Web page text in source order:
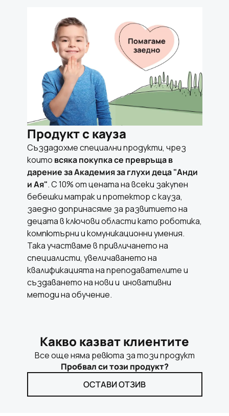
Продукт с кауза
Създадохме специални продукти, чрез
които всяка покупка се превръща в
дарение за Академия за глухи деца "Анди
и Ая". С 10% от цената на всеки закупен
бебешки матрак и протектор с кауза,
заедно допринасяме за развитието на
децата в ключови области като роботика,
компютърни и комуникационни умения.
Така участваме в привличането на
специалисти, увеличаването на
квалификацията на преподавателите и
създаването на нови и иновативни
методи на обучение.
Какво казват клиентите
Все още няма ревюта за този продукт
Пробвал си този продукт?
ОСТАВИ ОТЗИВ